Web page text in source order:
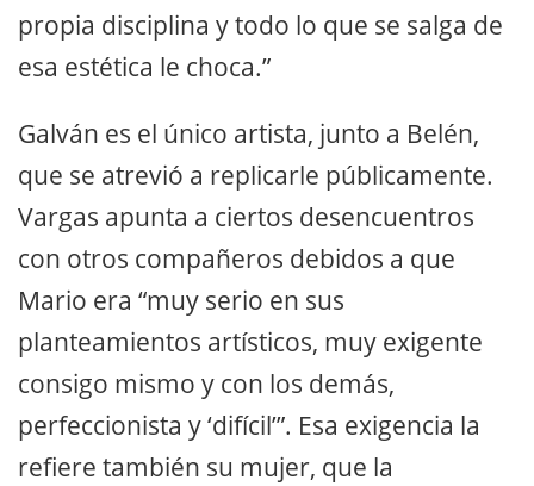
propia disciplina y todo lo que se salga de
esa estética le choca.”
Galván es el único artista, junto a Belén,
que se atrevió a replicarle públicamente.
Vargas apunta a ciertos desencuentros
con otros compañeros debidos a que
Mario era “muy serio en sus
planteamientos artísticos, muy exigente
consigo mismo y con los demás,
perfeccionista y ‘difícil’”. Esa exigencia la
refiere también su mujer, que la